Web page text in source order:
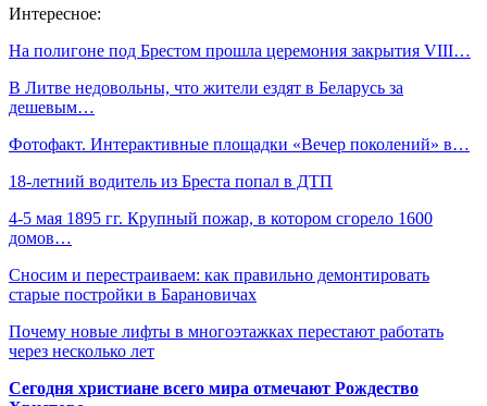
Интересное:
На полигоне под Брестом прошла церемония закрытия VIII…
В Литве недовольны, что жители ездят в Беларусь за
дешевым…
Фотофакт. Интерактивные площадки «Вечер поколений» в…
18-летний водитель из Бреста попал в ДТП
4-5 мая 1895 гг. Крупный пожар, в котором сгорело 1600
домов…
Сносим и перестраиваем: как правильно демонтировать
старые постройки в Барановичах
Почему новые лифты в многоэтажках перестают работать
через несколько лет
Сегодня христиане всего мира отмечают Рождество